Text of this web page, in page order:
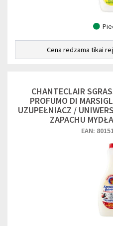
Cena redzama tikai
CHANTECLAIR
PROFUMO DI
UZUPEŁNIACZ /
ZAPACHU
EAN: